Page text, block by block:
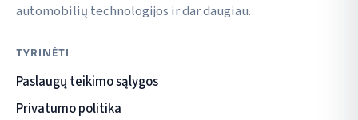
automobilių technologijos ir dar daugiau.
TYRINĖTI
Paslaugų teikimo sąlygos
Privatumo politika